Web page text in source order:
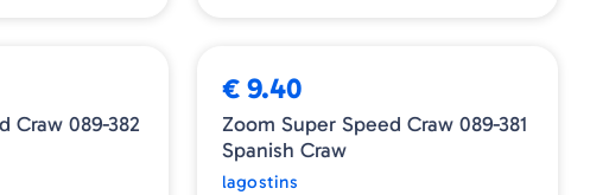
Craw 089-382
€ 9.40
Zoom Super Speed Craw 089-381
Spanish Craw
lagostins